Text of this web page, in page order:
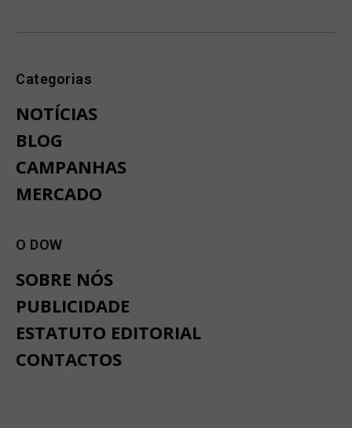
Categorias
NOTÍCIAS
BLOG
CAMPANHAS
MERCADO
O DOW
SOBRE NÓS
PUBLICIDADE
ESTATUTO EDITORIAL
CONTACTOS